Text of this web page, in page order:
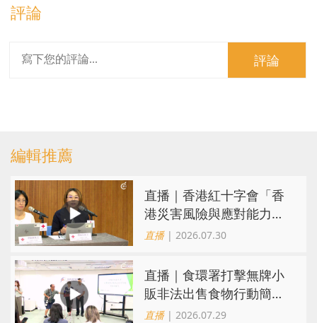
評論
評論
編輯推薦
直播｜香港紅十字會「香
港災害風險與應對能力地
圖2026」研究發佈會
直播| 2026.07.30
直播｜食環署打擊無牌小
販非法出售食物行動簡報
會
直播| 2026.07.29